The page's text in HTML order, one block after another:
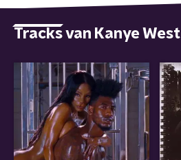
Tracks van Kanye West